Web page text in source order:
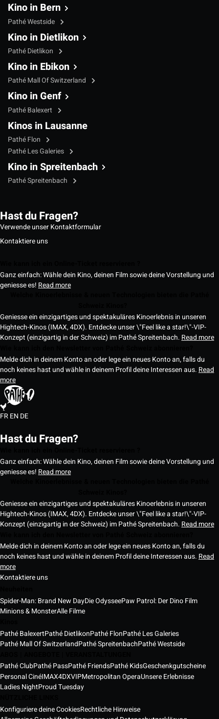
Kino in Bern
Pathé Westside
Kino in Dietlikon
Pathé Dietlikon
Kino in Ebikon
Pathé Mall Of Switzerland
Kino in Genf
Pathé Balexert
Kinos in Lausanne
Pathé Flon
Pathé Les Galeries
Kino in Spreitenbach
Pathé Spreitenbach
Hast du Fragen?
Verwende unser Kontaktformular
Kontaktiere uns
Ganz einfach: Wähle dein Kino, deinen Film sowie deine Vorstellung und
geniesse es! Read more
Geniesse ein einzigartiges und spektakuläres Kinoerlebnis in unseren
Hightech-Kinos (IMAX, 4DX). Entdecke unser \"Feel like a star!\"-VIP-
Konzept (einzigartig in der Schweiz) im Pathé Spreitenbach. Read more
Melde dich in deinem Konto an oder lege ein neues Konto an, falls du
noch keines hast und wähle in deinem Profil deine Interessen aus. Read
more
FREN DE
Hast du Fragen?
Ganz einfach: Wähle dein Kino, deinen Film sowie deine Vorstellung und
geniesse es! Read more
Geniesse ein einzigartiges und spektakuläres Kinoerlebnis in unseren
Hightech-Kinos (IMAX, 4DX). Entdecke unser \"Feel like a star!\"-VIP-
Konzept (einzigartig in der Schweiz) im Pathé Spreitenbach. Read more
Melde dich in deinem Konto an oder lege ein neues Konto an, falls du
noch keines hast und wähle in deinem Profil deine Interessen aus. Read
more
Kontaktiere uns
Spider-Man: Brand New DayDie OdysseePaw Patrol: Der Dino Film
Minions & MonsterAlle Filme
Pathé BalexertPathé DietlikonPathé FlonPathé Les Galeries
Pathé Mall Of SwitzerlandPathé SpreitenbachPathé Westside
Pathé ClubPathé PassPathé FriendsPathé KidsGeschenkgutscheine
Personal CinéIMAX4DXVIPMetropolitan OperaUnsere Erlebnisse
Ladies NightProud Tuesday
Konfiguriere deine CookiesRechtliche Hinweise